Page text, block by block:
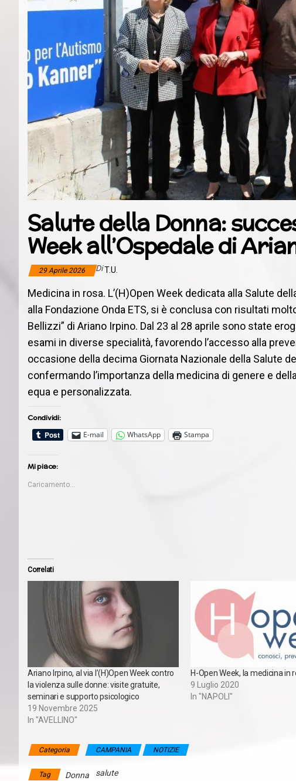
Salute della Donna:
Week all’Ospedale di
29 Aprile 2026 DiT.U.
Medicina in rosa. L’(H)Open Week dedicata alla Salute
alla Fondazione Onda ETS, si è conclusa con risultati
Bellizzi” di Ariano Irpino. Dal 23 al 28 aprile sono state
esami in diverse specialità, favorendo l’accesso alla
occasione della decima Giornata Nazionale della Salute
confermando l’importanza della medicina di genere e
equa e personalizzata.
Condividi:
E-mail
WhatsApp Stampa
Mi piace:
Caricamento...
Correlati
Ariano Irpino, al via l’(H)Open Week contro
la violenza sulle donne: visite gratuite,
seminari e supporto psicologico
19 Novembre 2025
In "AVELLINO"
H-Open Week, la medicina in
9 Luglio 2020
In "NAPOLI"
Categoria CAMPANIA NOTIZIE
Tag Donna salute